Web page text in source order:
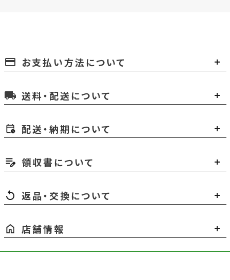
payment お支払い方法について
local_shipping 送料・配送について
配送・納期について
領収書について
返品・交換について
店舗情報